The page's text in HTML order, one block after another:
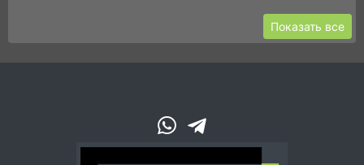
Показать все